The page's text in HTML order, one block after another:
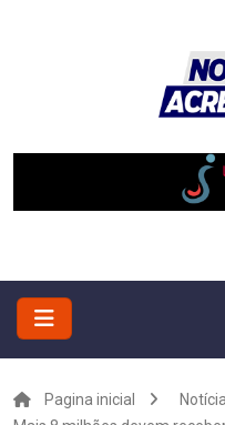
Pagina inicial